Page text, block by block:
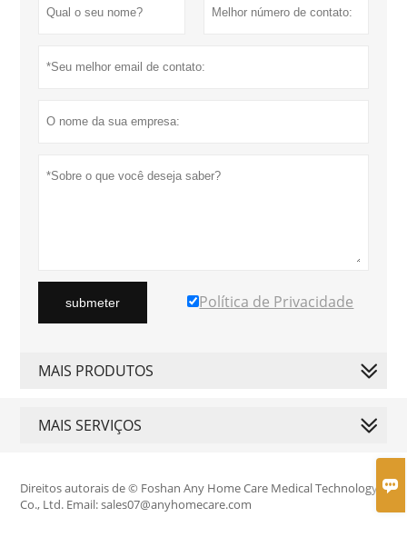

submeter Política de Privacidade
MAIS PRODUTOS
MAIS SERVIÇOS
Direitos autorais de © Foshan Any Home Care Medical Technology
Co., Ltd. Email: sales07@anyhomecare.com